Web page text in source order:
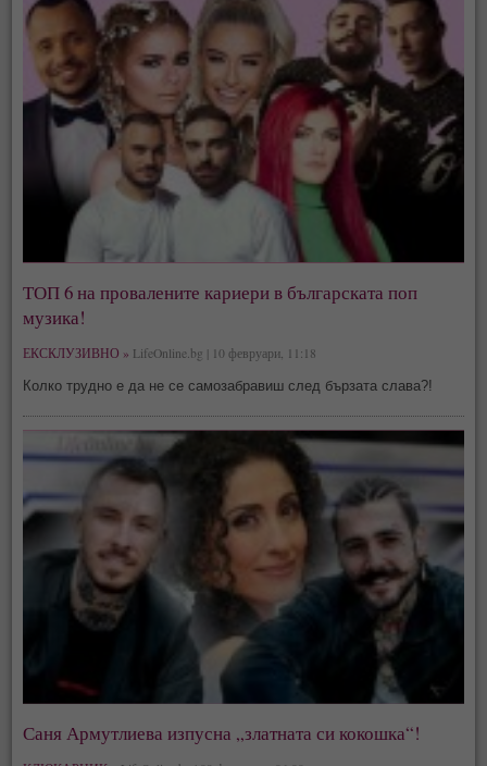
ТОП 6 на провалените кариери в българската поп
музика!
ЕКСКЛУЗИВНО » LifeOnline.bg | 10 февруари, 11:18
Колко трудно е да не се самозабравиш след бързата слава?!
Саня Армутлиева изпусна „златната си кокошка“!